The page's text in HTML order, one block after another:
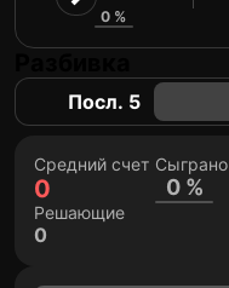
0 %
Посл. 5
Средний счет
0
Сыграно
0 %
Решающие
0